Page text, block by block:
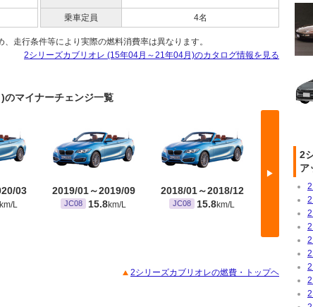
乗車定員 4名
走行条件等により実際の燃料消費率は異なります。
2シリーズカブリオレ (15年04月～21年04月)のカタログ情報を見る
マイナーチェンジ一覧
▶
03
km/L
2019/01～2019/09
JC08 15.8km/L
2018/01～2018/12
JC08 15.8km/L
2017/
JC08
2シリーズカブリオレの燃費・トップヘ
2
ア